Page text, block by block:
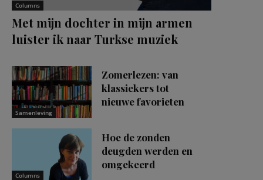
Columns
Met mijn dochter in mijn armen
luister ik naar Turkse muziek
Samenleving
Zomerlezen: van
klassiekers tot
nieuwe favorieten
Columns
Hoe de zonden
deugden werden en
omgekeerd